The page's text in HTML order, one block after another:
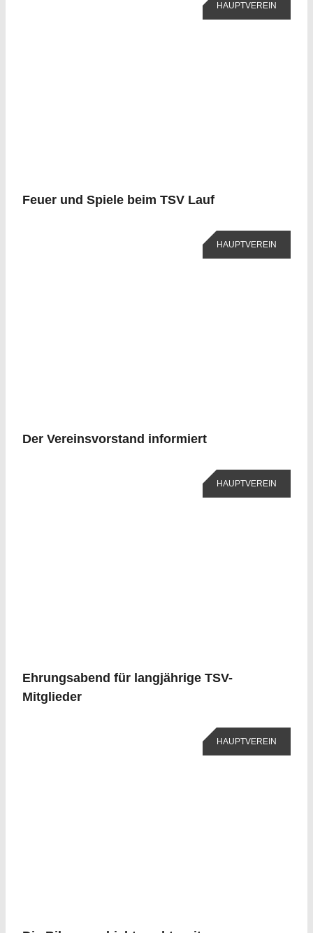
HAUPTVEREIN
Feuer und Spiele beim TSV Lauf
HAUPTVEREIN
Der Vereinsvorstand informiert
HAUPTVEREIN
Ehrungsabend für langjährige TSV-
Mitglieder
HAUPTVEREIN